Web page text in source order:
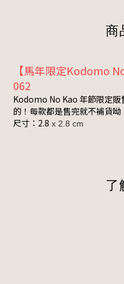
商
【馬年限定Kodomo
062
Kodomo No Kao 年節限定
的！每款都是售完就不補貨呦
尺寸：2.8 x 2.8 cm
了